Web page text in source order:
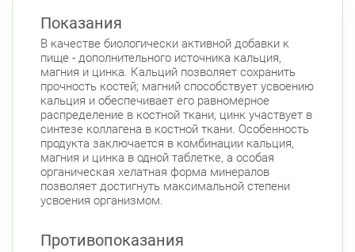
Ленинский пр., д.78, к.1
Юго-Западная
Ленинский пр., д. 88 Круглосуточно
Юго-Западная
Московский район
Авиационная улица, д. 7 Круглосуточно
Парк Победы Электросила
Невский район
ул. Чудновского, д. 19 (Российский пр., д. 7)
Проспект Большевиков
Показания
В качестве биологически активной добавки к
пище - дополнительного источника кальция,
магния и цинка. Кальций позволяет сохранить
прочность костей; магний способствует усвоению
кальция и обеспечивает его равномерное
распределение в костной ткани, цинк участвует в
синтезе коллагена в костной ткани. Особенность
продукта заключается в комбинации кальция,
магния и цинка в одной таблетке, а особая
органическая хелатная форма минералов
позволяет достигнуть максимальной степени
усвоения организмом.
Противопоказания